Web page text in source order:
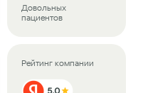
Довольных
пациентов
Рейтинг компании